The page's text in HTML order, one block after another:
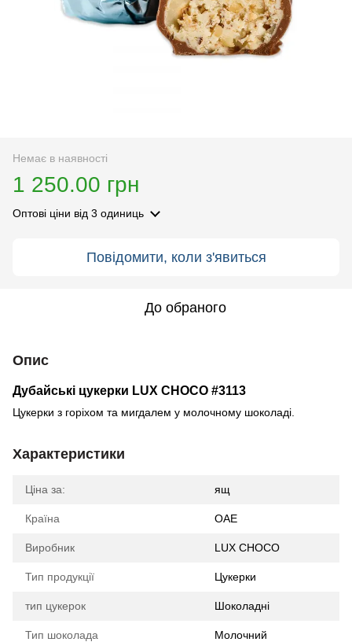
Немає в наявності
1 250.00 грн
Оптові ціни від 3 одиниць
Повідомити, коли з'явиться
До обраного
Опис
Дубайські цукерки LUX CHOCO #3113
Цукерки з горіхом та мигдалем у молочному шоколаді.
Характеристики
Ціна за: ящ
Країна ОАЕ
Виробник LUX CHOCO
Тип продукції Цукерки
тип цукерок Шоколадні
Тип шоколада Молочний